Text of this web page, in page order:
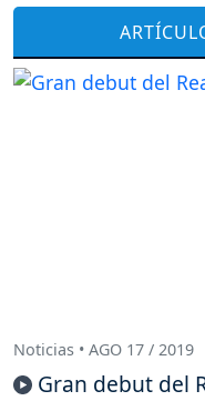
Noticias • AGO 17 / 2019
Gran debut del